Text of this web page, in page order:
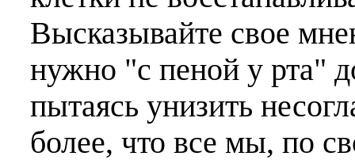
Высказывайте свое
нужно "с пеной у рта"
пытаясь унизить
более, что все мы, по